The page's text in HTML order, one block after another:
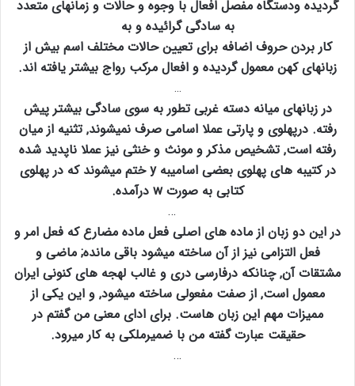
گردیده ودستگاه مفصل افعال با وجوه و حالات و زمانهای متعدد
به سادگی گرائیده و به
کار بردن حروف اضافه برای تعیین حالات مختلف اسم بیش از
زبانهای کهن معمول گردیده و افعال مرکب رواج بیشتر یافته اند.
…
در زبانهای میانه دسته غربی تطور به سوی سادگی بیشتر پیش
رفته. درپهلوی و پارتی عملا اسامی صرف نمیشوند‚ تثنیه از میان
رفته است‚ تشخیص مذکر و مونث و خنثی نیز عملا ناپدید شده
در کتیبه های پهلوی بعضی اسامیبه y ختم میشوند که در پهلوی
کتابی به صورت w درآمده.
…
در این دو زبان از ماده های اصلی فعل ماده مضارع که فعل امر و
فعل التزامی نیز از آن ساخته میشود باقی مانده; ماضی و
مشتقات آن‚ چنانکه درفارسی دری و غالب لهجه های کنونی ایران
معمول است‚ از صفت مفعولی ساخته میشود‚ و این یکی از
ممیزات مهم این زبان هاست. برای ادای معنی من گفتم در
حقیقت عبارت گفته من با ضمیرملکی به کار میرود.
…